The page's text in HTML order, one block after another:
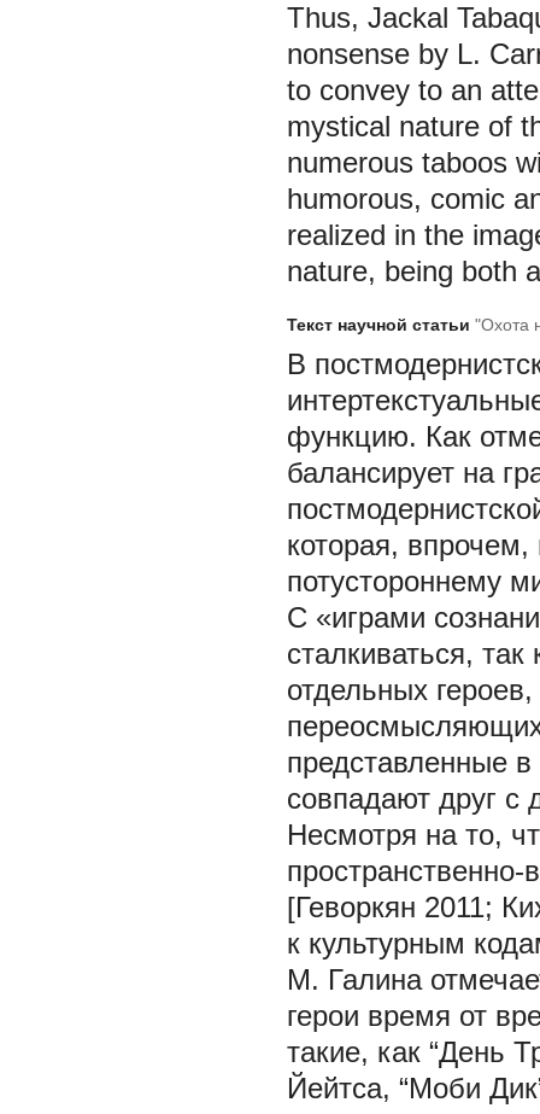
Thus, Jackal
nonsense by L.
to convey to an
mystical nature of
numerous taboos
humorous, comic
realized in the
nature, being both
Текст научной статьи "Охота
В
функцию. Как
балансирует на
которая,
потустороннему
С «играми
сталкиваться,
отдельных
представленные
совпадают друг с
Несмотря на то,
[Геворкян 2011;
к культурным
М. Галина
герои время от
такие, как “День
Йейтса, “Моби